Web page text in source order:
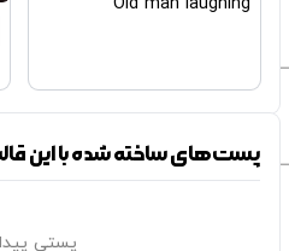
Old man laughing
پست‌های ساخته شده با این
پستی